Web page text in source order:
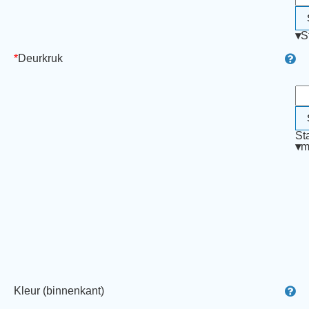
*Deurkruk
▾
Kleur (binnenkant)
▾